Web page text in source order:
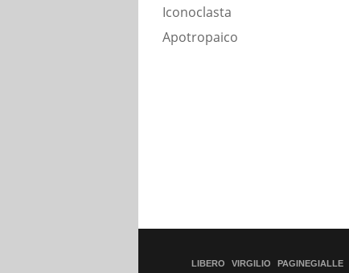
Iconoclasta
Apotropaico
LIBERO VIRGILIO PAGINEGIALLE